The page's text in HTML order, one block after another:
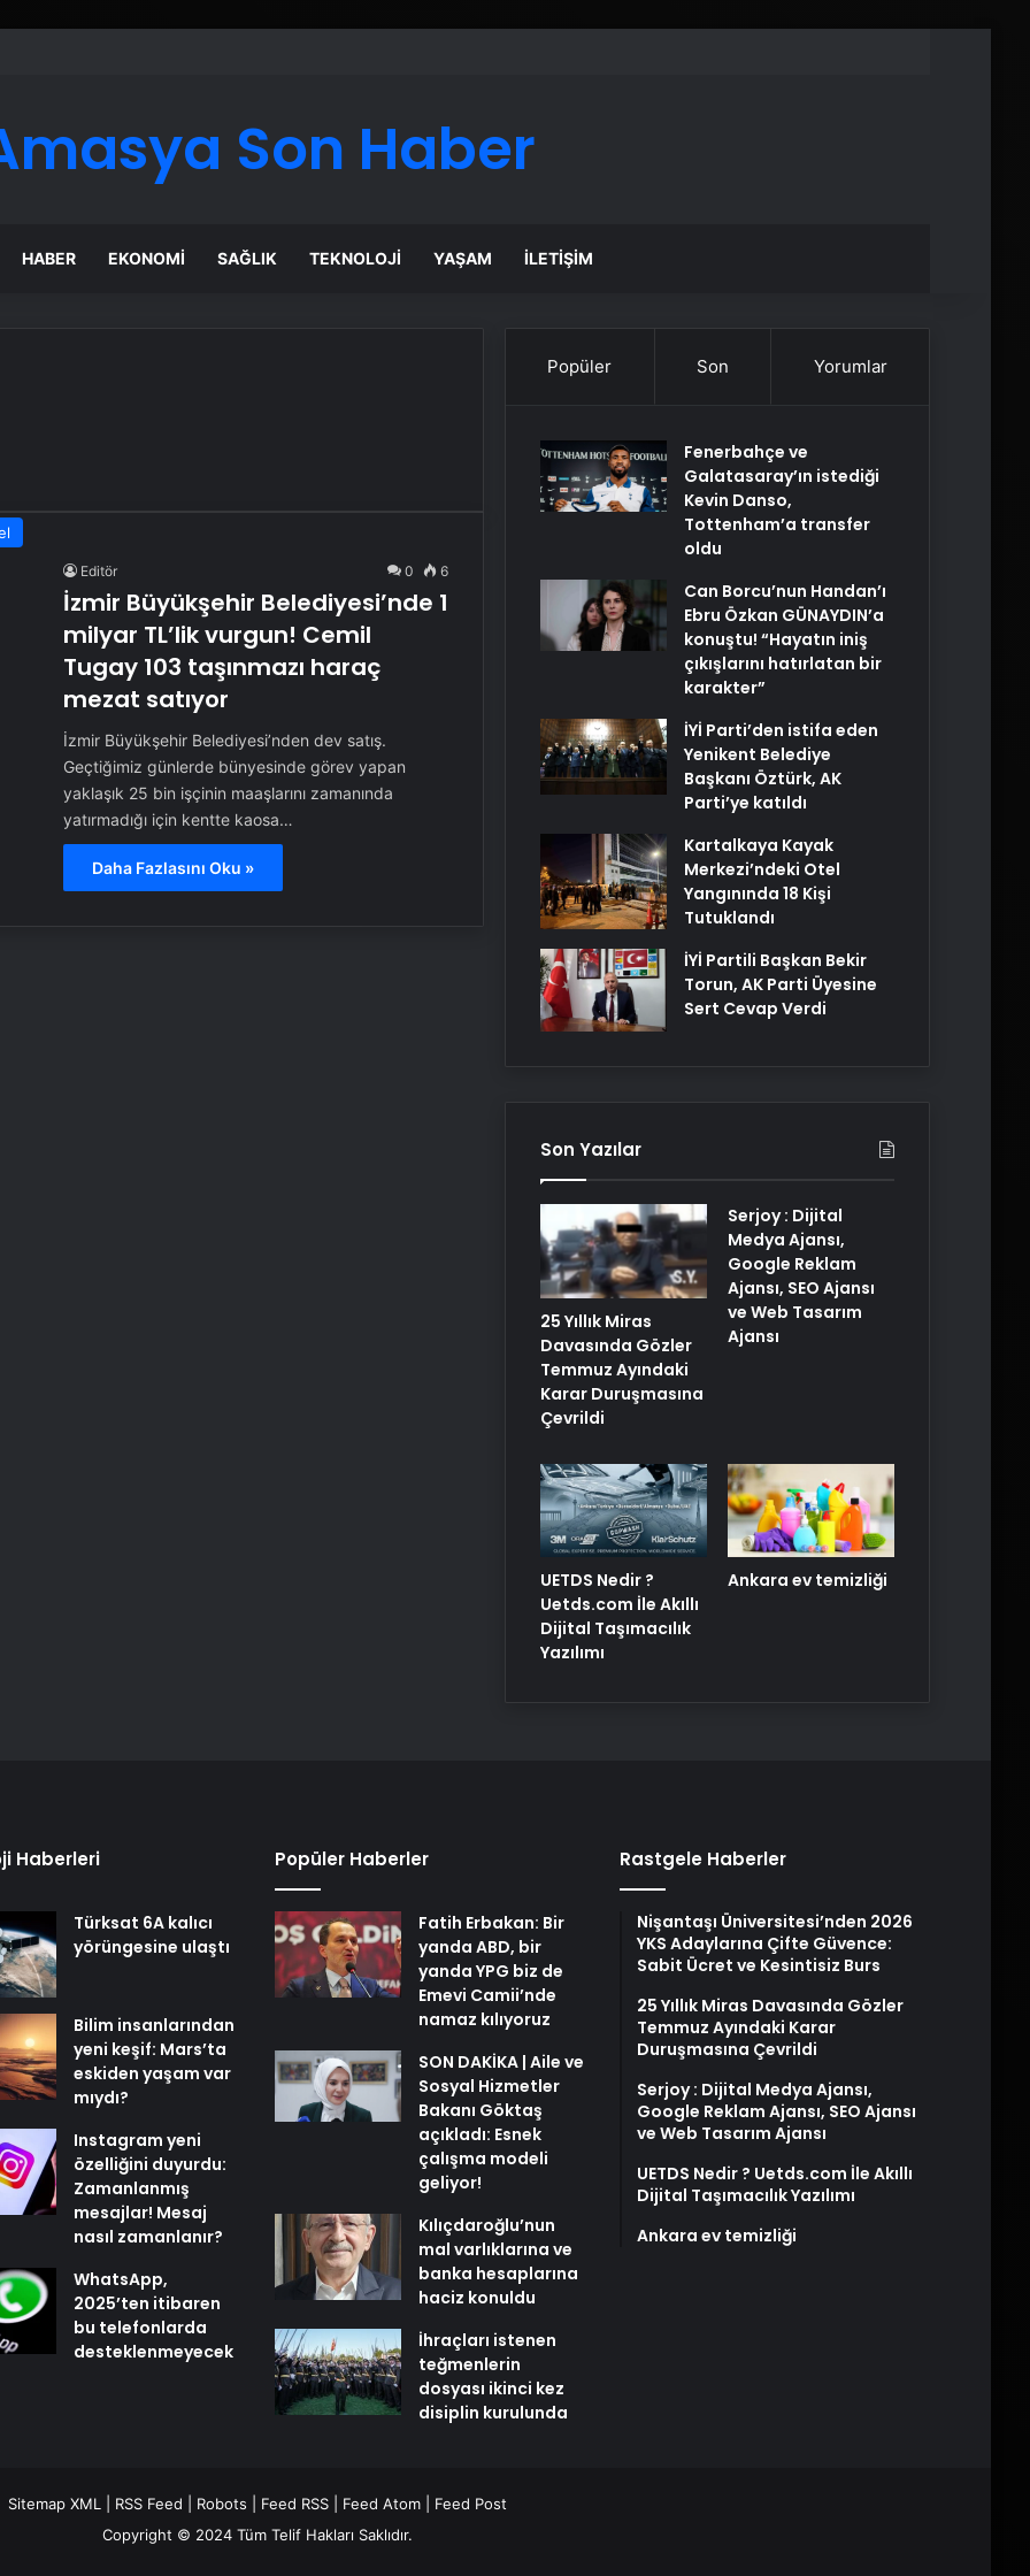
Son Haber
HABER EKONOMI SAĞLIK TEKNOLOJI YAŞAM İLETIŞIM
Editör 0 6
İzmir Büyükşehir Belediyesi’nde 1
milyar TL’lik vurgun! Cemil
Tugay 103 taşınmazı haraç
mezat satıyor
İzmir Büyükşehir Belediyesi’nden dev satış.
Geçtiğimiz günlerde bünyesinde görev yapan
yaklaşık 25 bin işçinin maaşlarını zamanında
yatırmadığı için kentte kaosa…
Daha Fazlasını Oku »
Popüler Son Yorumlar
Fenerbahçe ve
Galatasaray’ın istediği
Kevin Danso,
Tottenham’a transfer
oldu
Can Borcu’nun Handan’ı
Ebru Özkan GÜNAYDIN’a
konuştu! “Hayatın iniş
çıkışlarını hatırlatan bir
karakter”
İYİ Parti’den istifa eden
Yenikent Belediye
Başkanı Öztürk, AK
Parti’ye katıldı
Kartalkaya Kayak
Merkezi’ndeki Otel
Yangınında 18 Kişi
Tutuklandı
İYİ Partili Başkan Bekir
Torun, AK Parti Üyesine
Sert Cevap Verdi
Son Yazılar
25 Yıllık Miras
Davasında Gözler
Temmuz Ayındaki
Karar Duruşmasına
Çevrildi
Serjoy : Dijital
Medya Ajansı,
Google Reklam
Ajansı, SEO Ajansı
ve Web Tasarım
Ajansı
UETDS Nedir ?
Uetds.com İle Akıllı
Dijital Taşımacılık
Yazılımı
Ankara ev temizliği
Haberleri
Türksat 6A kalıcı
yörüngesine ulaştı
Bilim insanlarından
yeni keşif: Mars’ta
eskiden yaşam var
mıydı?
Instagram yeni
özelliğini duyurdu:
Zamanlanmış
mesajlar! Mesaj
nasıl zamanlanır?
WhatsApp,
2025’ten itibaren
bu telefonlarda
desteklenmeyecek
Popüler Haberler
Fatih Erbakan: Bir
yanda ABD, bir
yanda YPG biz de
Emevi Camii’nde
namaz kılıyoruz
SON DAKİKA | Aile ve
Sosyal Hizmetler
Bakanı Göktaş
açıkladı: Esnek
çalışma modeli
geliyor!
Kılıçdaroğlu’nun
mal varlıklarına ve
banka hesaplarına
haciz konuldu
İhraçları istenen
teğmenlerin
dosyası ikinci kez
disiplin kurulunda
Rastgele Haberler
Nişantaşı Üniversitesi’nden 2026
YKS Adaylarına Çifte Güvence:
Sabit Ücret ve Kesintisiz Burs
25 Yıllık Miras Davasında Gözler
Temmuz Ayındaki Karar
Duruşmasına Çevrildi
Serjoy : Dijital Medya Ajansı,
Google Reklam Ajansı, SEO Ajansı
ve Web Tasarım Ajansı
UETDS Nedir ? Uetds.com İle Akıllı
Dijital Taşımacılık Yazılımı
Ankara ev temizliği
Sitemap XML| RSS Feed Robots Feed RSS| Feed Atom| Feed Post
Copyright © 2024 Tüm Telif Hakları Saklıdır.